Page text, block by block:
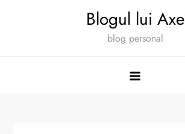
Blogul lui Axe
blog personal